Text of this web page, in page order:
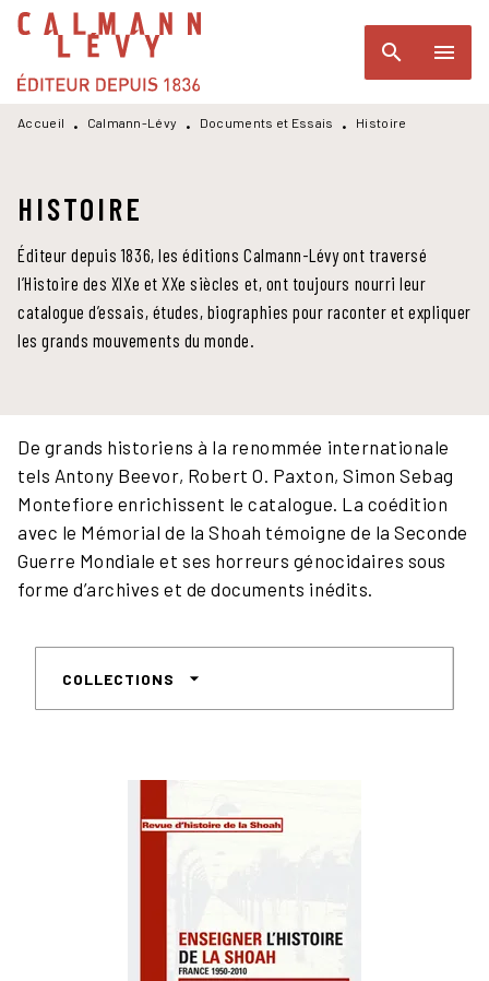
MENU RECHERCHE
PIED DE PAGE
search menu
Accueil • Calmann-Lévy • Documents et Essais • Histoire
HISTOIRE
Éditeur depuis 1836, les éditions Calmann-Lévy ont traversé
l’Histoire des XIXe et XXe siècles et, ont toujours nourri leur
catalogue d’essais, études, biographies pour raconter et expliquer
les grands mouvements du monde.
De grands historiens à la renommée internationale
tels Antony Beevor, Robert O. Paxton, Simon Sebag
Montefiore enrichissent le catalogue. La coédition
avec le Mémorial de la Shoah témoigne de la Seconde
Guerre Mondiale et ses horreurs génocidaires sous
forme d’archives et de documents inédits.
COLLECTIONS arrow_drop_down